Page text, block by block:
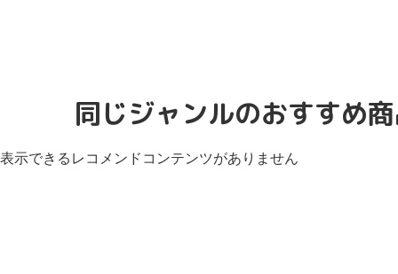
同じジャンルのおすすめ
表示できるレコメンドコンテンツがありません